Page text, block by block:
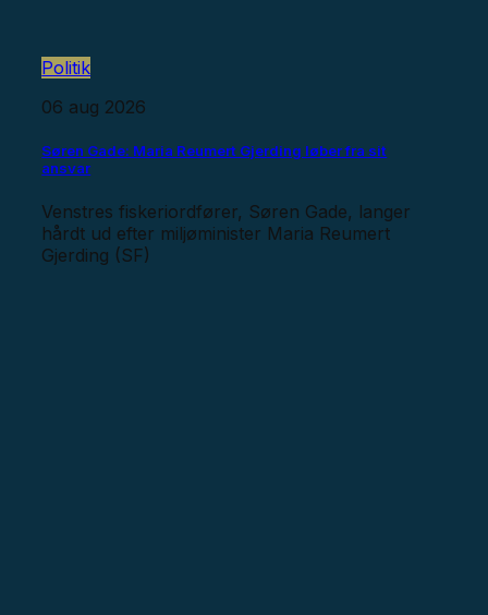
Politik
06 aug 2026
Søren Gade: Maria Reumert Gjerding løber fra sit
ansvar
Venstres fiskeriordfører, Søren Gade, langer
hårdt ud efter miljøminister Maria Reumert
Gjerding (SF)